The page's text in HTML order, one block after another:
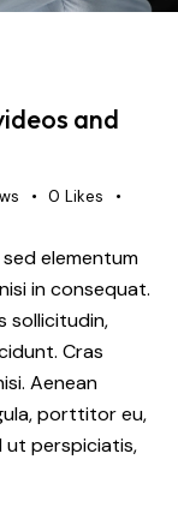
and
0 Likes
elementum
in consequat.
sollicitudin,
Cras
Aenean
porttitor eu,
ut perspiciatis,